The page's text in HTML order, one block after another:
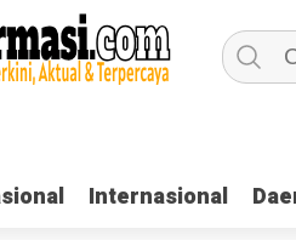
Internasional
Internasional